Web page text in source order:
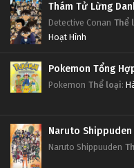
Thám Tử Lừng
Detective Conan Thể
Hoạt Hình
Pokemon Tổng
Pokemon Thể loại:
Naruto
Naruto Shippuuden